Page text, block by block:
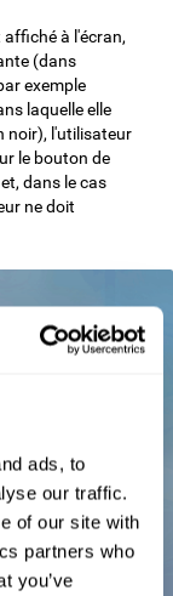
ads, to
our traffic.
of our site with
partners who
you’ve
affiché à l'écran,
(dans
exemple
laquelle elle
noir), l'utilisateur
le bouton de
dans le cas
ne doit